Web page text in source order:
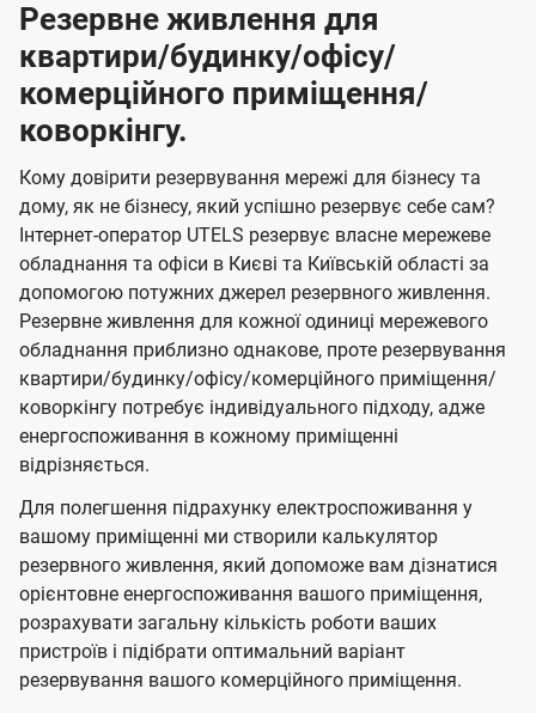
Резервне живлення для
квартири/будинку/офісу/
комерційного приміщення/
коворкінгу.
Кому довірити резервування мережі для бізнесу та
дому, як не бізнесу, який успішно резервує себе сам?
Інтернет-оператор UTELS резервує власне мережеве
обладнання та офіси в Києві та Київській області за
допомогою потужних джерел резервного живлення.
Резервне живлення для кожної одиниці мережевого
обладнання приблизно однакове, проте резервування
квартири/будинку/офісу/комерційного приміщення/
коворкінгу потребує індивідуального підходу, адже
енергоспоживання в кожному приміщенні
відрізняється.
Для полегшення підрахунку електроспоживання у
вашому приміщенні ми створили калькулятор
резервного живлення, який допоможе вам дізнатися
орієнтовне енергоспоживання вашого приміщення,
розрахувати загальну кількість роботи ваших
пристроїв і підібрати оптимальний варіант
резервування вашого комерційного приміщення.